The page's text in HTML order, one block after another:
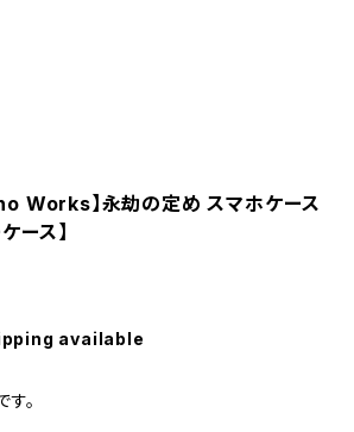
Works】永劫の定め スマホケース
ース】
available
。